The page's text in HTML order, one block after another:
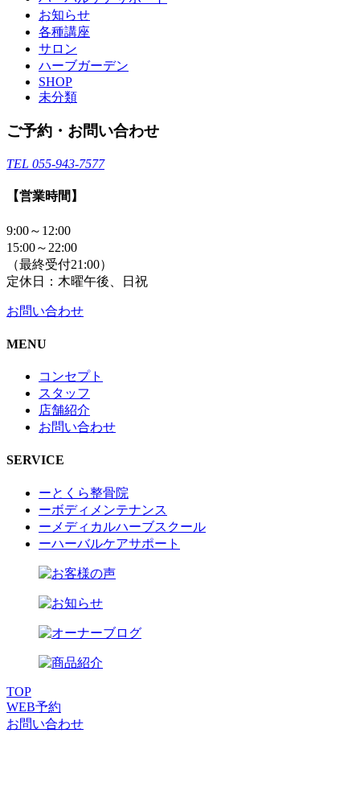
お知らせ
各種講座
サロン
ハーブガーデン
SHOP
未分類
ご予約・お問い合わせ
TEL 055-943-7577
【営業時間】
9:00～12:00
15:00～22:00
（最終受付21:00）
定休日：木曜午後、日祝
お問い合わせ
MENU
コンセプト
スタッフ
店舗紹介
お問い合わせ
SERVICE
ーとくら整骨院
ーボディメンテナンス
ーメディカルハーブスクール
ーハーバルケアサポート
TOP
WEB予約
お問い合わせ